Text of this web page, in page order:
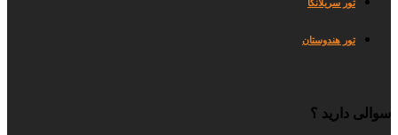
تور سریلانکا
تور هندوستان
سوالی دارید ؟